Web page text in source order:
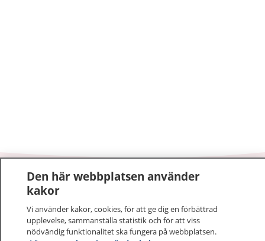
1177–tryggt om din hälsa och vård
På 1177.se får du råd om hälsa och information om
sjukdomar och vilka mottagningar du kan kontakta.
Den här webbplatsen använder
kakor
Vi använder kakor, cookies, för att ge dig en förbättrad
upplevelse, sammanställa statistik och för att viss
nödvändig funktionalitet ska fungera på webbplatsen.